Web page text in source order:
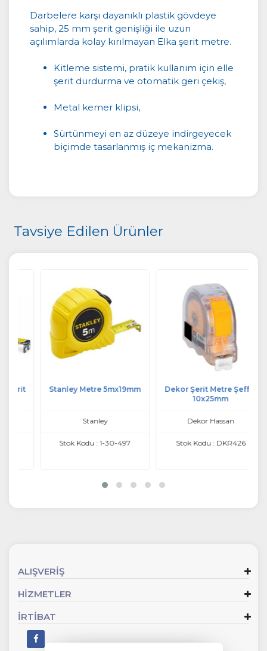
Darbelere karşı dayanıklı plastik gövdeye
sahip, 25 mm şerit genişliği ile uzun
açılımlarda kolay kırılmayan Elka şerit metre.
Kitleme sistemi, pratik kullanım için elle
şerit durdurma ve otomatik geri çekiş,
Metal kemer klipsi,
Sürtünmeyi en az düzeye indirgeyecek
biçimde tasarlanmış iç mekanizma.
Tavsiye Edilen Ürünler
Stanley Metre 5mx19mm
Stanley
Stok Kodu : 1-30-497
Dekor Şerit Metre Şeffaf
10x25mm
Dekor Hassan
Stok Kodu : DKR426
ALIŞVERİŞ
HİZMETLER
İRTİBAT